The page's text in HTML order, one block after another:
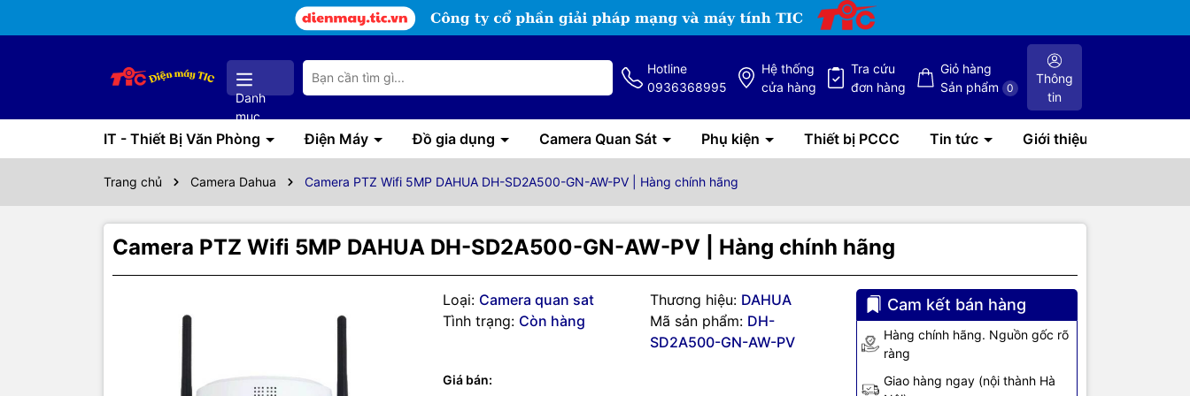
Danh
mục
Hotline
0936368995
Hệ thống
cửa hàng
Tra cứu
đơn hàng
Giỏ hàng
Sản phẩm
0
Thông
tin
IT - Thiết Bị Văn Phòng Điện Máy Đồ gia dụng Camera Quan Sát Phụ kiện Thiết bị PCCC Tin tức Giới thiệu
Trang chủ Camera Dahua Camera PTZ Wifi 5MP DAHUA DH-SD2A500-GN-AW-PV | Hàng chính hãng
Camera PTZ Wifi 5MP DAHUA DH-SD2A500-GN-AW-PV | Hàng chính hãng
Loại: Camera quan sat Thương hiệu: DAHUA
Tình trạng: Còn hàng Mã sản phẩm: DH-
SD2A500-GN-AW-PV
Giá bán:
Cam kết bán hàng
Hàng chính hãng. Nguồn gốc rõ
ràng
Giao hàng ngay (nội thành Hà
DAHUA DH-SD2A500-GN-AW-PV
nay, có độ phân giải cao 5.0megapixel, với công nghệ hồng ngoại và ánh sáng trắng, ba